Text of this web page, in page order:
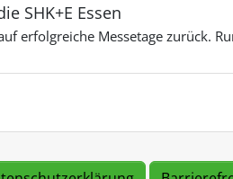
SHK+E Essen
erfolgreiche Messetage zurück.